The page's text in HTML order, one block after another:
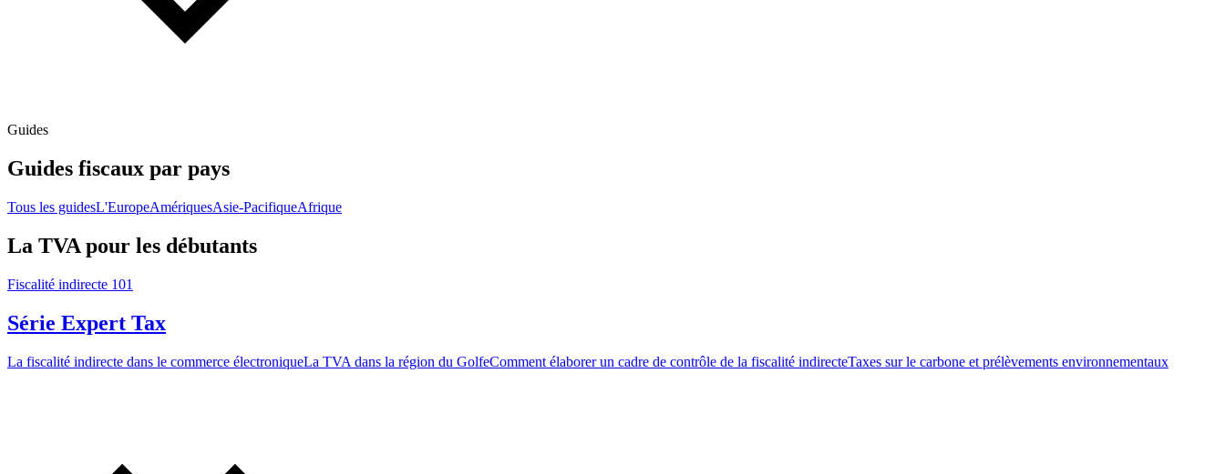
Guides
Guides fiscaux par pays
Tous les guidesL'EuropeAmériquesAsie-PacifiqueAfrique
La TVA pour les débutants
Fiscalité indirecte 101
Série Expert Tax
La fiscalité indirecte dans le commerce électroniqueLa TVA dans la région du GolfeComment élaborer un cadre de contrôle de la fiscalité indirecteTaxes sur le carbone et prélèvements environnementaux